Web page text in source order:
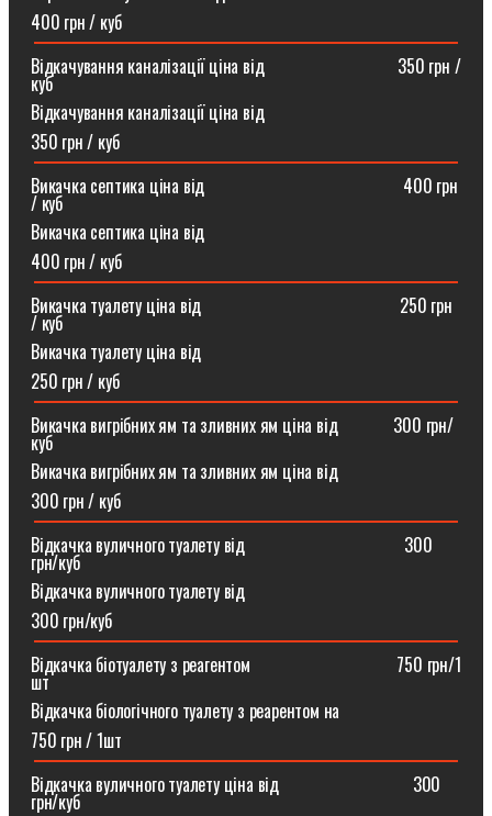
400 грн / куб
Відкачування каналізації ціна від ⠀⠀⠀⠀⠀⠀⠀⠀⠀⠀350 грн /
куб
Відкачування каналізації ціна від
350 грн / куб
Викачка септика ціна від ⠀⠀⠀⠀⠀⠀⠀⠀⠀⠀⠀⠀⠀⠀⠀400 грн
/ куб
Викачка септика ціна від
400 грн / куб
Викачка туалету ціна від ⠀⠀⠀⠀⠀⠀⠀⠀⠀⠀⠀⠀⠀⠀⠀250 грн
/ куб⠀
Викачка туалету ціна від
250 грн / куб
Викачка вигрібних ям та зливних ям ціна від ⠀⠀⠀⠀300 грн/
куб
Викачка вигрібних ям та зливних ям ціна від
300 грн / куб
Відкачка вуличного туалету від ⠀⠀⠀⠀⠀⠀⠀⠀⠀⠀⠀⠀300
грн/куб
Відкачка вуличного туалету від
300 грн/куб
Відкачка біотуалету з реагентом ⠀⠀⠀⠀⠀⠀⠀⠀⠀⠀⠀750 грн/1
шт
Відкачка біологічного туалету з реарентом на
750 грн / 1шт
Відкачка вуличного туалету ціна від ⠀⠀⠀⠀⠀⠀⠀⠀⠀⠀300
грн/куб